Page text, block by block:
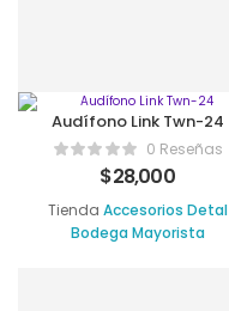
Audífono Link Twn-24
0 Reseñas
$28,000
Tienda Accesorios Detal
Bodega Mayorista